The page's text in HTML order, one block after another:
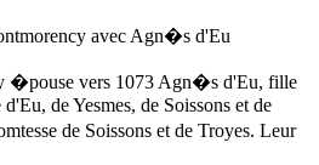
avec Agn�s d'Eu
�pouse vers 1073 Agn�s d'Eu, fille
de Yesmes, de Soissons et de
de Soissons et de Troyes. Leur